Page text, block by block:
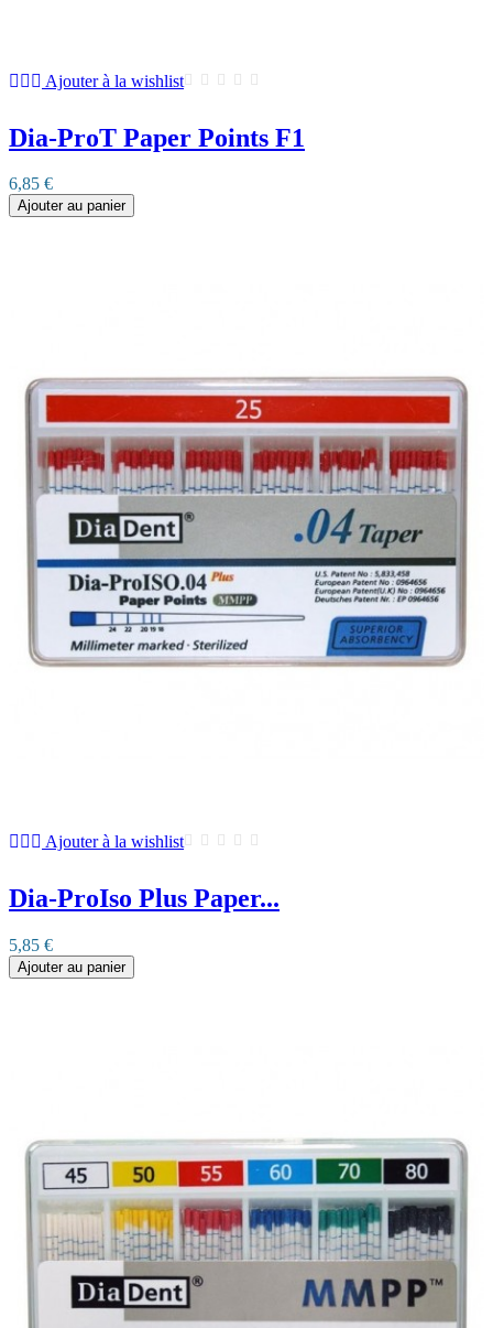
Ajouter à la wishlist
Dia-ProT Paper Points F1
6,85 €
Ajouter au panier
Ajouter à la wishlist
Dia-ProIso Plus Paper...
5,85 €
Ajouter au panier